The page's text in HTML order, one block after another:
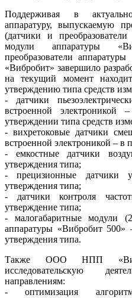
Поддерживая в
аппаратуру, выпускаемую
(датчики и
модули аппаратуры
преобразователи
«Вибробит» завершило
на текущий момент
утверждению типа средств
- датчики
встроенной электроникой
утверждении типа средств
- вихретоковые датчики
встроенной электроникой – в
- емкостные датчики
утверждения типа;
- прецизионные датчики
утверждения типа;
- датчики контроля
утверждение типа;
- малогабаритные модули
аппаратуры «Вибробит 500»
утверждения типа.
Также ООО НПП
исследовательскую
направлениям:
- оптимизация